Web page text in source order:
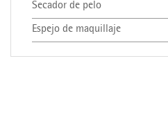
Secador de pelo
Espejo de maquillaje